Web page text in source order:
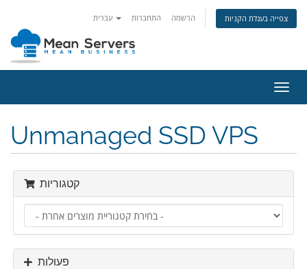
התחברות הרשמה צפייה בעגלת הקניות
ניווט
Unmanaged SSD VPS
קטגוריות
פעולות